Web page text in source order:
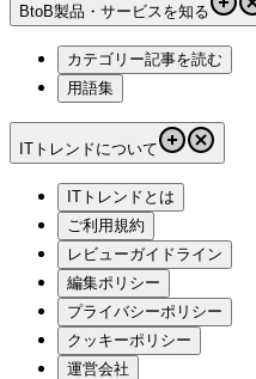
BtoB製品・サービスを知る
カテゴリー記事を読む
用語集
ITトレンドについて
ITトレンドとは
ご利用規約
レビューガイドライン
編集ポリシー
プライバシーポリシー
クッキーポリシー
運営会社